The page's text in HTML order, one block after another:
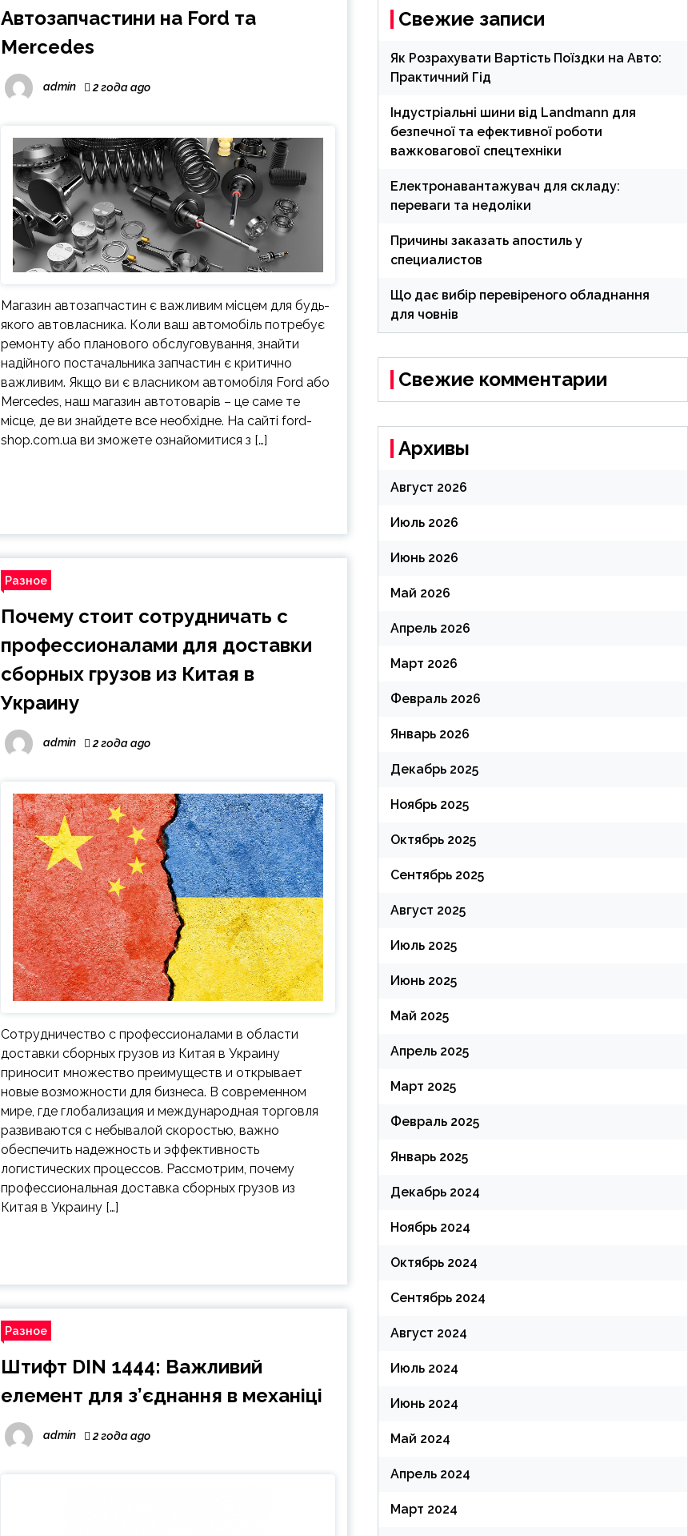
Автозапчастини на Ford та
Mercedes
admin 2 года ago
Магазин автозапчастин є важливим місцем для будь-
якого автовласника. Коли ваш автомобіль потребує
ремонту або планового обслуговування, знайти
надійного постачальника запчастин є критично
важливим. Якщо ви є власником автомобіля Ford або
Mercedes, наш магазин автотоварів – це саме те
місце, де ви знайдете все необхідне. На сайті ford-
shop.com.ua ви зможете ознайомитися з […]
Разное
Почему стоит сотрудничать с
профессионалами для доставки
сборных грузов из Китая в
Украину
admin 2 года ago
Сотрудничество с профессионалами в области
доставки сборных грузов из Китая в Украину
приносит множество преимуществ и открывает
новые возможности для бизнеса. В современном
мире, где глобализация и международная торговля
развиваются с небывалой скоростью, важно
обеспечить надежность и эффективность
логистических процессов. Рассмотрим, почему
профессиональная доставка сборных грузов из
Китая в Украину […]
Разное
Штифт DIN 1444: Важливий
елемент для з’єднання в механіці
admin 2 года ago
Свежие записи
Як Розрахувати Вартість Поїздки на Авто:
Практичний Гід
Індустріальні шини від Landmann для
безпечної та ефективної роботи
важковагової спецтехніки
Електронавантажувач для складу:
переваги та недоліки
Причины заказать апостиль у
специалистов
Що дає вибір перевіреного обладнання
для човнів
Свежие комментарии
Архивы
Август 2026
Июль 2026
Июнь 2026
Май 2026
Апрель 2026
Март 2026
Февраль 2026
Январь 2026
Декабрь 2025
Ноябрь 2025
Октябрь 2025
Сентябрь 2025
Август 2025
Июль 2025
Июнь 2025
Май 2025
Апрель 2025
Март 2025
Февраль 2025
Январь 2025
Декабрь 2024
Ноябрь 2024
Октябрь 2024
Сентябрь 2024
Август 2024
Июль 2024
Июнь 2024
Май 2024
Апрель 2024
Март 2024